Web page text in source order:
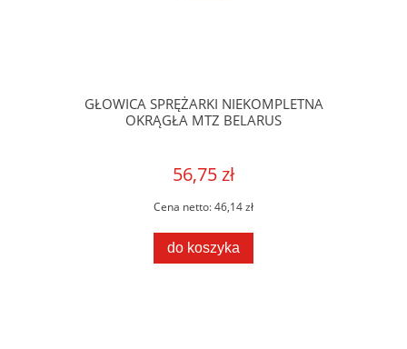
GŁOWICA SPRĘŻARKI NIEKOMPLETNA
OKRĄGŁA MTZ BELARUS
56,75 zł
Cena netto:46,14 zł
do koszyka